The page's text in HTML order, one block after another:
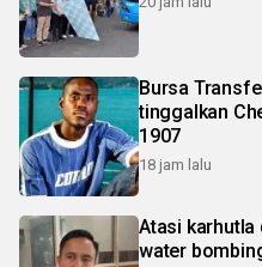
Bursa
tinggalkan
1907
18 jam lalu
Atasi karhutla
water